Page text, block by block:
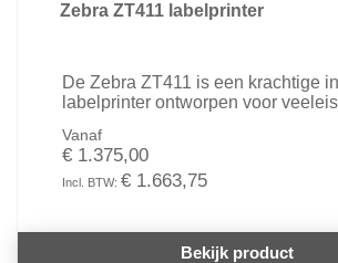
Zebra ZT411 labelprinter
De Zebra ZT411 is een krachtige
labelprinter ontworpen voor
Vanaf
€ 1.375,00
€ 1.663,75
Bekijk product